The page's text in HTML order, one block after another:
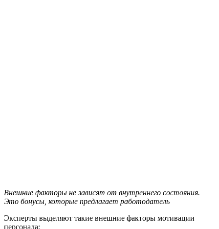
Внешние факторы не зависят от внутреннего состояния.
Это бонусы, которые предлагает работодатель
Эксперты выделяют такие внешние факторы мотивации
персонала: